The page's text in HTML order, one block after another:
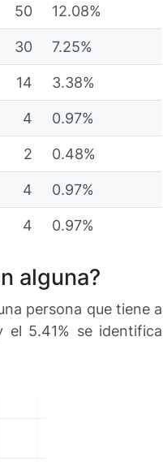
50 12.08%
30 7.25%
14 3.38%
4 0.97%
2 0.48%
4 0.97%
4 0.97%
alguna?
persona que tiene a
el 5.41% se identifica